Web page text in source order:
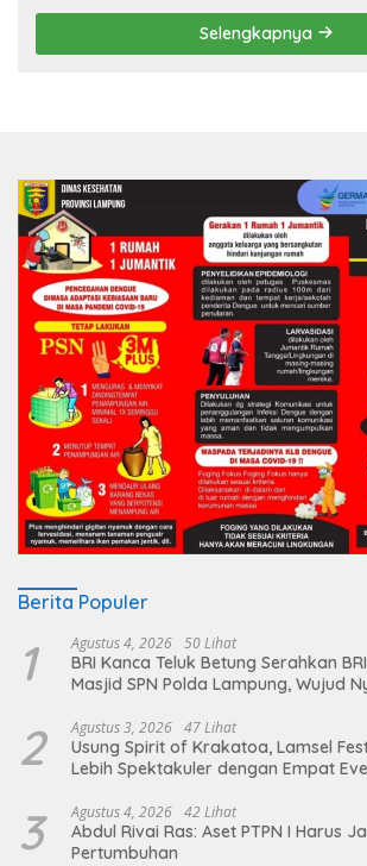
Selengkapnya
Berita Populer
1 Agustus 4, 2026 50 Lihat
BRI Kanca Teluk Betung Serahkan
Masjid SPN Polda Lampung, Wujud
2 Agustus 3, 2026 47 Lihat
Usung Spirit of Krakatoa, Lamsel
Lebih Spektakuler dengan Empat
3 Agustus 4, 2026 42 Lihat
Abdul Rivai Ras: Aset PTPN I Harus
Pertumbuhan